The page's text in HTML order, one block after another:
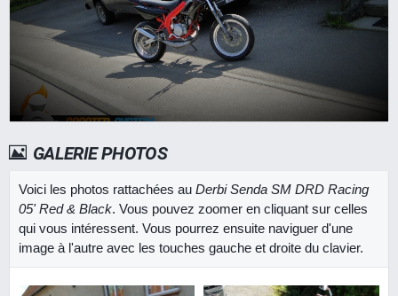
GALERIE PHOTOS
Voici les photos rattachées au Derbi Senda SM DRD Racing
05' Red & Black. Vous pouvez zoomer en cliquant sur celles
qui vous intéressent. Vous pourrez ensuite naviguer d'une
image à l'autre avec les touches gauche et droite du clavier.